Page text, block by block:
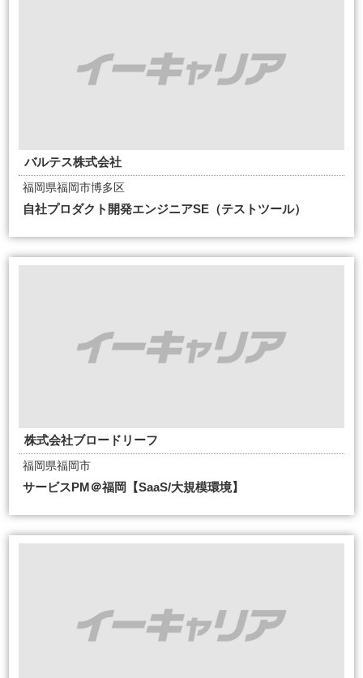
バルテス株式会社
福岡県福岡市博多区
自社プロダクト開発エンジニアSE（テストツール）
株式会社ブロードリーフ
福岡県福岡市
サービスPM＠福岡【SaaS/大規模環境】